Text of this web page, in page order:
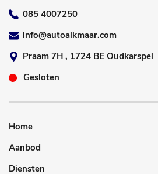
085 4007250
info@autoalkmaar.com
Praam 7H , 1724 BE Oudkarspel
Gesloten
Home
Aanbod
Diensten